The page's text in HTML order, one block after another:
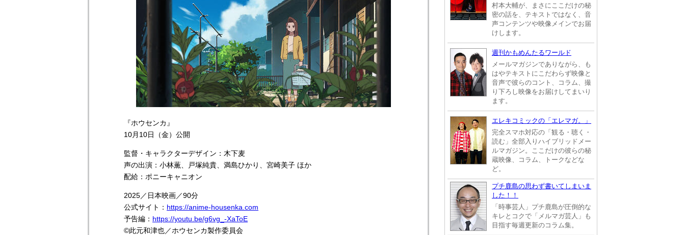
『ホウセンカ』
10月10日（金）公開
監督・キャラクターデザイン：木下麦
声の出演：小林薫、戸塚純貴、満島ひかり、宮崎美子 ほか
配給：ポニーキャニオン
2025／日本映画／90分
公式サイト： https://anime-housenka.com
予告編： https://youtu.be/g6vg_-XaToE
©此元和津也／ホウセンカ製作委員会
村本大輔が、まさにここだけの秘
密の話を、テキストではなく、音
声コンテンツや映像メインでお届
けします。
週刊かもめんたるワールド
メールマガジンでありながら、も
はやテキストにこだわらず映像と
音声で彼らのコント、コラム、撮
り下ろし映像をお届けしてまいり
ます。
エレキコミックの「エレマガ。」
完全スマホ対応の「観る・聴く・
読む」全部入りハイブリッドメー
ルマガジン。ここだけの彼らの秘
蔵映像、コラム、トークなどな
ど。
プチ鹿島の思わず書いてしまいま
した！！
「時事芸人」プチ鹿島が圧倒的な
キレとコクで「メルマガ芸人」も
目指す毎週更新のコラム集。